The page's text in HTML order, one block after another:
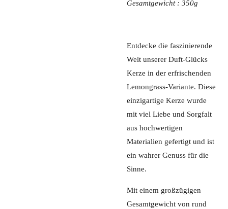
Gesamtgewicht : 350g
Entdecke die faszinierende
Welt unserer Duft-Glücks
Kerze in der erfrischenden
Lemongrass-Variante. Diese
einzigartige Kerze wurde
mit viel Liebe und Sorgfalt
aus hochwertigen
Materialien gefertigt und ist
ein wahrer Genuss für die
Sinne.
Mit einem großzügigen
Gesamtgewicht von rund